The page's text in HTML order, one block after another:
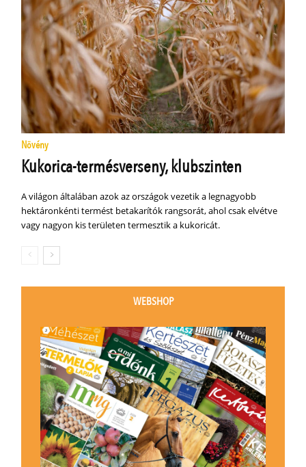
Növény
Kukorica-termésverseny, klubszinten
A világon általában azok az országok vezetik a legnagyobb
hektáronkénti termést betakarítók rangsorát, ahol csak elvétve
vagy nagyon kis területen termesztik a kukoricát.
WEBSHOP